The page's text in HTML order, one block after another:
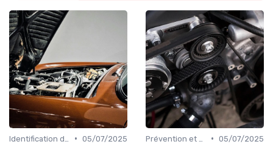
• 05/07/2025
• 05/07/2025